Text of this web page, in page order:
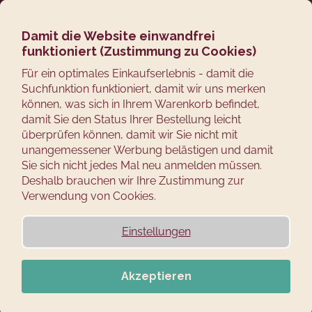
Damit die Website einwandfrei
funktioniert (Zustimmung zu Cookies)
Für ein optimales Einkaufserlebnis - damit die
Suchfunktion funktioniert, damit wir uns merken
können, was sich in Ihrem Warenkorb befindet,
damit Sie den Status Ihrer Bestellung leicht
überprüfen können, damit wir Sie nicht mit
unangemessener Werbung belästigen und damit
Sie sich nicht jedes Mal neu anmelden müssen.
Deshalb brauchen wir Ihre Zustimmung zur
Verwendung von Cookies.
Einstellungen
Akzeptieren
Zum
springenZurück
zum
W
a
u
c
h
e
n
S
?